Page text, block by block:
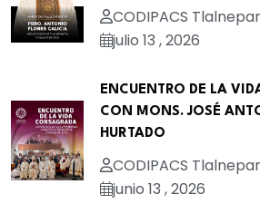
CODIPACS
julio 13 , 2026
ENCUENTRO DE LA
CON MONS. JOSÉ
HURTADO
CODIPACS
junio 13 , 2026